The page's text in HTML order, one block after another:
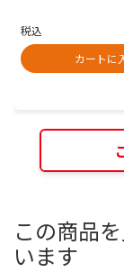
税込
カートに
この商品
います